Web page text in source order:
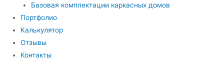
Базовая комплектации каркасных домов
Портфолио
Калькулятор
Отзывы
Контакты